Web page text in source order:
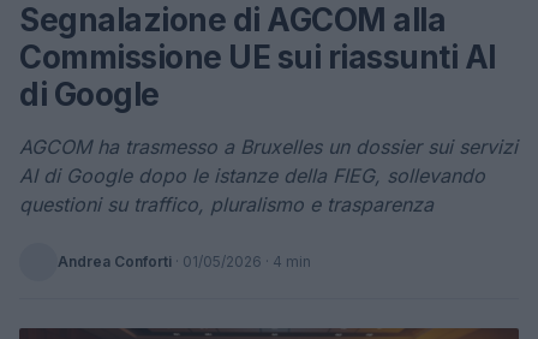
Segnalazione di AGCOM alla
Commissione UE sui riassunti AI
di Google
AGCOM ha trasmesso a Bruxelles un dossier sui servizi
AI di Google dopo le istanze della FIEG, sollevando
questioni su traffico, pluralismo e trasparenza
Andrea Conforti · 01/05/2026 · 4 min